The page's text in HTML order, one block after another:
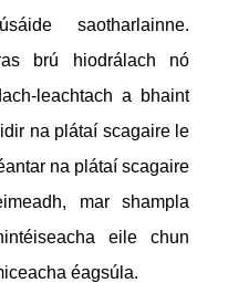
saotharlainne.
brú hiodrálach nó
leachtach a bhaint
na plátaí scagaire le
na plátaí scagaire
mar shampla
eile chun
éagsúla.